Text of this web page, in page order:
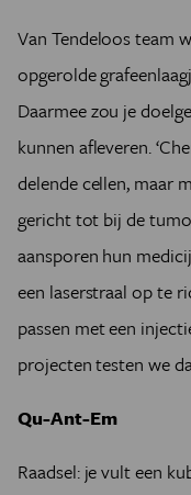
Van Tendeloos team
opgerolde
Daarmee zou je
kunnen afleveren.
delende cellen, maar
gericht tot bij de
aansporen hun
een laserstraal op te
passen met een
projecten testen we
Qu-Ant-Em
Raadsel: je vult een